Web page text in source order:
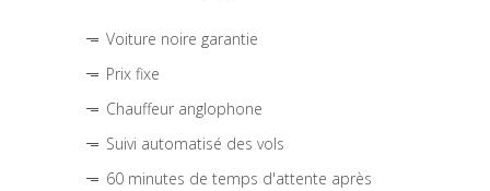
Voiture noire garantie
Prix fixe
Chauffeur anglophone
Suivi automatisé des vols
60 minutes de temps d'attente après